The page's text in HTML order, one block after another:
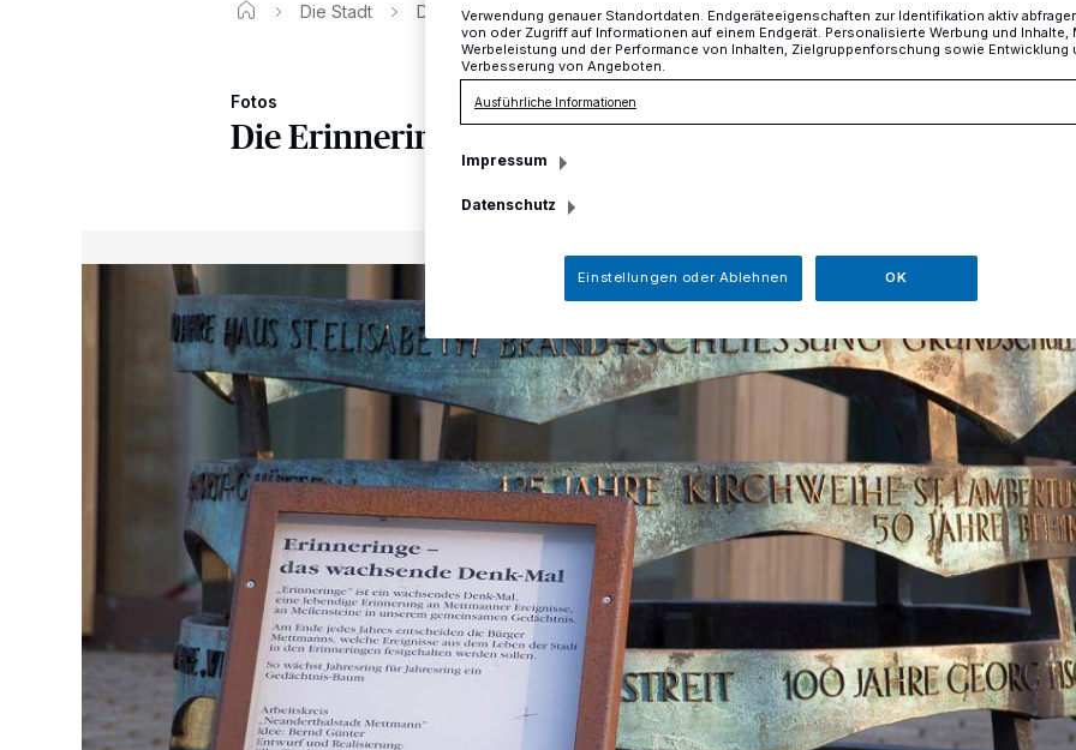
Die Stadt Die Erinneringe
Fotos
Die Erinneringe
Verwendung genauer Standortdaten. Endgeräteeigenschaften zur Identifikation aktiv
von oder Zugriff auf Informationen auf einem Endgerät. Personalisierte Werbung und Inhalte,
Werbeleistung und der Performance von Inhalten, Zielgruppenforschung sowie Entwicklung
Verbesserung von Angeboten.
Ausführliche Informationen
Impressum
Datenschutz
Einstellungen oder Ablehnen OK